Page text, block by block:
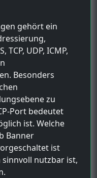
gehört ein
TCP, UDP, ICMP,
Besonders
zu
Port bedeutet
ist. Welche
Banner
ist
nutzbar ist,